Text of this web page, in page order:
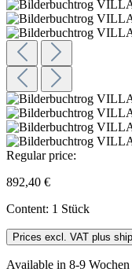
Regular price:
892,40 €
Content: 1 Stück
Prices excl. VAT plus
Available in 8-9